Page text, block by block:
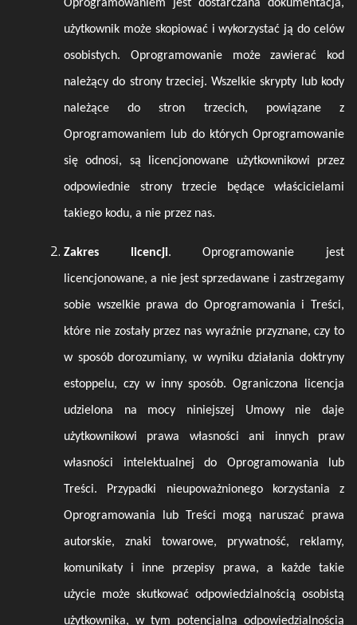
Oprogramowaniem jest dostarczana dokumentacja,
użytkownik może skopiować i wykorzystać ją do celów
osobistych. Oprogramowanie może zawierać kod
należący do strony trzeciej. Wszelkie skrypty lub kody
należące do stron trzecich, powiązane z
Oprogramowaniem lub do których Oprogramowanie
się odnosi, są licencjonowane użytkownikowi przez
odpowiednie strony trzecie będące właścicielami
takiego kodu, a nie przez nas.
Zakres licencji. Oprogramowanie jest
licencjonowane, a nie jest sprzedawane i zastrzegamy
sobie wszelkie prawa do Oprogramowania i Treści,
które nie zostały przez nas wyraźnie przyznane, czy to
w sposób dorozumiany, w wyniku działania doktryny
estoppelu, czy w inny sposób. Ograniczona licencja
udzielona na mocy niniejszej Umowy nie daje
użytkownikowi prawa własności ani innych praw
własności intelektualnej do Oprogramowania lub
Treści. Przypadki nieupoważnionego korzystania z
Oprogramowania lub Treści mogą naruszać prawa
autorskie, znaki towarowe, prywatność, reklamy,
komunikaty i inne przepisy prawa, a każde takie
użycie może skutkować odpowiedzialnością osobistą
użytkownika, w tym potencjalną odpowiedzialnością